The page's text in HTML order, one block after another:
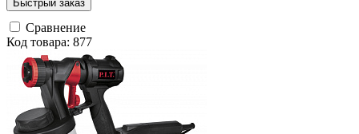
Быстрый заказ
Сравнение
Код товара: 877